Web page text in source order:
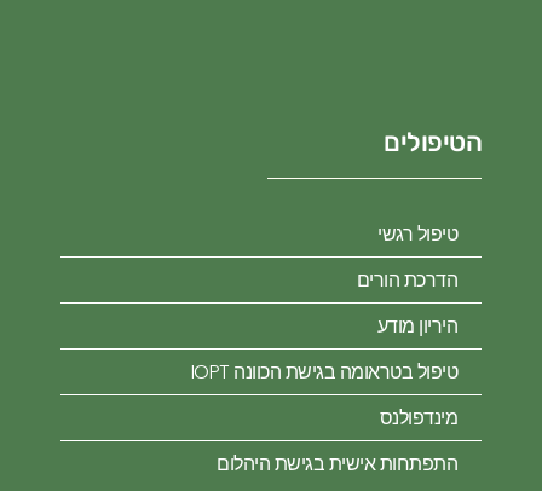
הטיפולים
טיפול רגשי
הדרכת הורים
היריון מודע
טיפול בטראומה בגישת הכוונה IOPT
מינדפולנס
התפתחות אישית בגישת היהלום